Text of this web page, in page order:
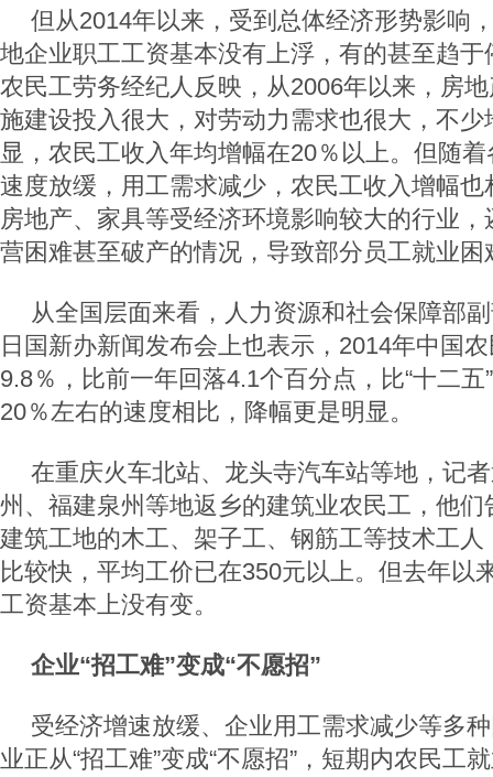
但从2014年以来，受到总体经济形势影响
地企业职工工资基本没有上浮，有的甚至趋
农民工劳务经纪人反映，从2006年以来，房
施建设投入很大，对劳动力需求也很大，不
显，农民工收入年均增幅在20％以上。但随
速度放缓，用工需求减少，农民工收入增幅
房地产、家具等受经济环境影响较大的行业
营困难甚至破产的情况，导致部分员工就业困
从全国层面来看，人力资源和社会保障部
日国新办新闻发布会上也表示，2014年中国
9.8％，比前一年回落4.1个百分点，比“十二五
20％左右的速度相比，降幅更是明显。
在重庆火车北站、龙头寺汽车站等地，记
州、福建泉州等地返乡的建筑业农民工，他
建筑工地的木工、架子工、钢筋工等技术工
比较快，平均工价已在350元以上。但去年以
工资基本上没有变。
企业“招工难”变成“不愿招”
受经济增速放缓、企业用工需求减少等多
业正从“招工难”变成“不愿招”，短期内农民工